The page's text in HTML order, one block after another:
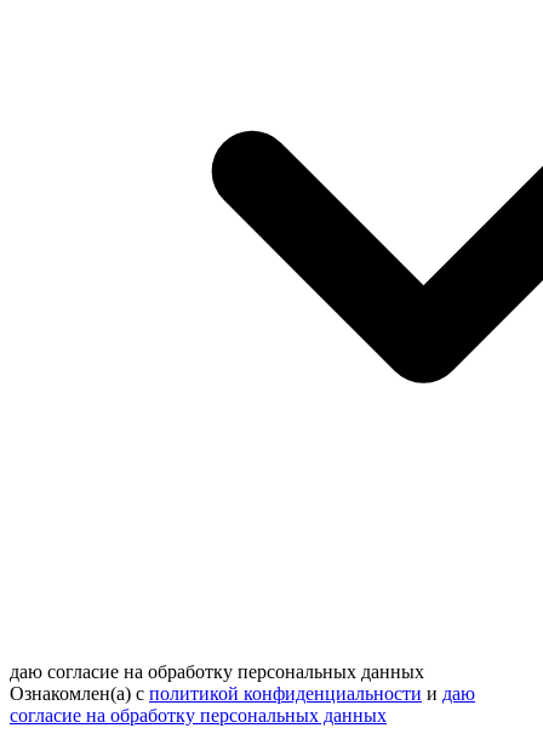
даю согласие на обработку персональных данных
Ознакомлен(а) с политикой конфиденциальности и даю
согласие на обработку персональных данных